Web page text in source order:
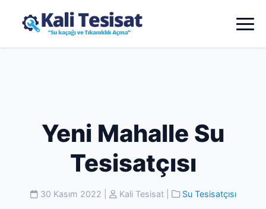
Yeni Mahalle Su
Tesisatçısı
30 Kasım 2022 Kali Tesisat| Su Tesisatçısı